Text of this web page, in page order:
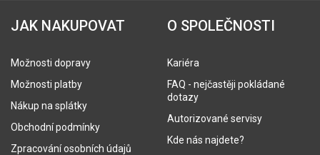
JAK NAKUPOVAT
Možnosti dopravy
Možnosti platby
Nákup na splátky
Obchodní podmínky
Zpracování osobních údajů
O SPOLEČNOSTI
Kariéra
FAQ - nejčastěji pokládané
dotazy
Autorizované servisy
Kde nás najdete?